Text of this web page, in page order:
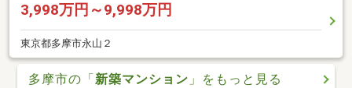
3,998万円～9,998万円
東京都多摩市永山２
多摩市の「 新築マンション 」をもっと見る